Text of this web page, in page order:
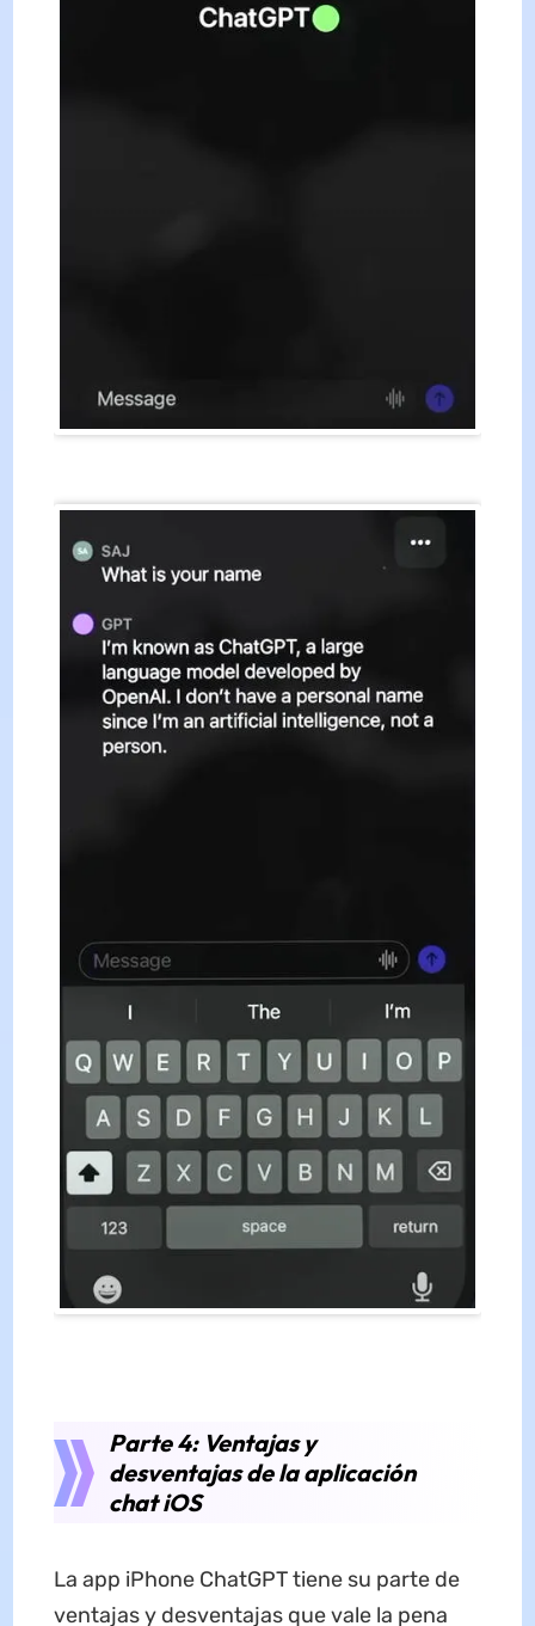
Parte 4: Ventajas y
desventajas de la aplicación
chat iOS
La app iPhone ChatGPT tiene su parte de
ventajas y desventajas que vale la pena